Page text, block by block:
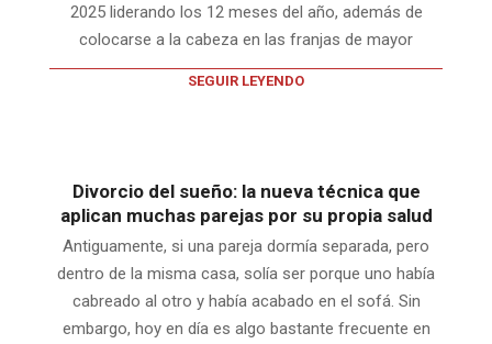
2025 liderando los 12 meses del año, además de
colocarse a la cabeza en las franjas de mayor
SEGUIR LEYENDO
Divorcio del sueño: la nueva técnica que
aplican muchas parejas por su propia salud
Antiguamente, si una pareja dormía separada, pero
dentro de la misma casa, solía ser porque uno había
cabreado al otro y había acabado en el sofá. Sin
embargo, hoy en día es algo bastante frecuente en